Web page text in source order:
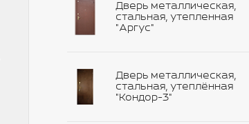
Дверь металлическая,
стальная, утепленная
"Аргус"
Дверь металлическая,
стальная, утеплённая
"Кондор-3"